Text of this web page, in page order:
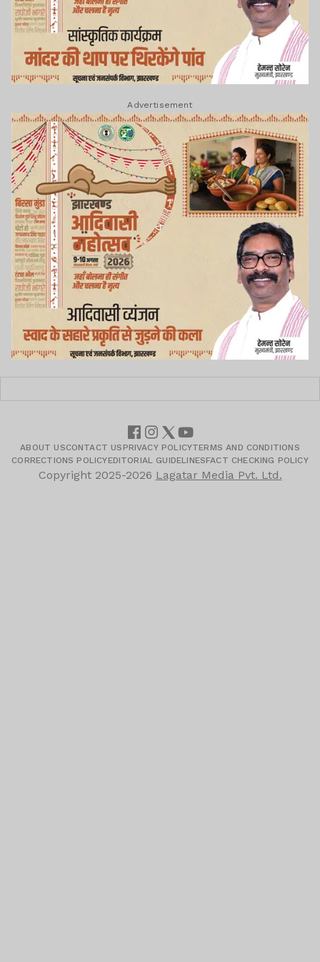
Advertisement
ABOUT USCONTACT US PRIVACY POLICYTERMS AND CONDITIONS
CORRECTIONS POLICYEDITORIAL GUIDELINESFACT CHECKING POLICY
Copyright 2025-2026 Lagatar Media Pvt. Ltd.